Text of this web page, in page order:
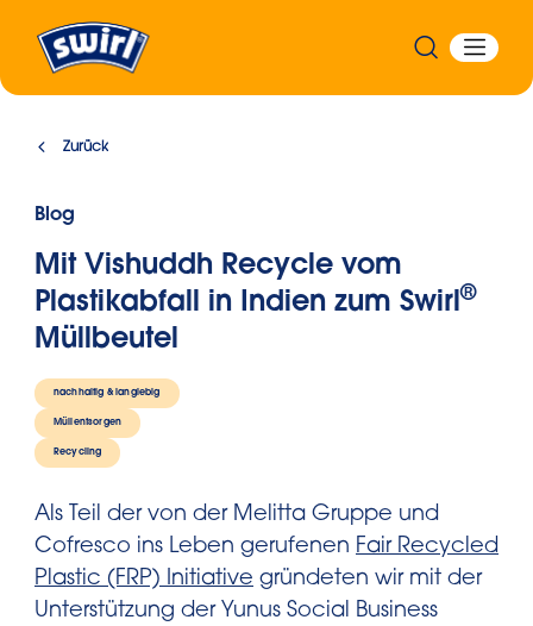
Zurück
Blog
Mit Vishuddh Recycle vom
Plastikabfall in Indien zum Swirl®
Müllbeutel
nachhaltig & langlebig
Müllentsorgen
Recycling
Als Teil der von der Melitta Gruppe und
Cofresco ins Leben gerufenen Fair Recycled
Plastic (FRP) Initiative gründeten wir mit der
Unterstützung der Yunus Social Business